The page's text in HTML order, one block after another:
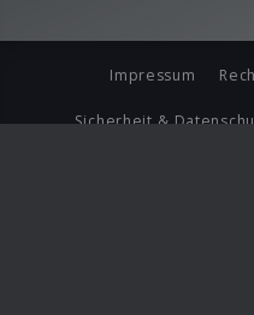
Impressum
Sicherheit &